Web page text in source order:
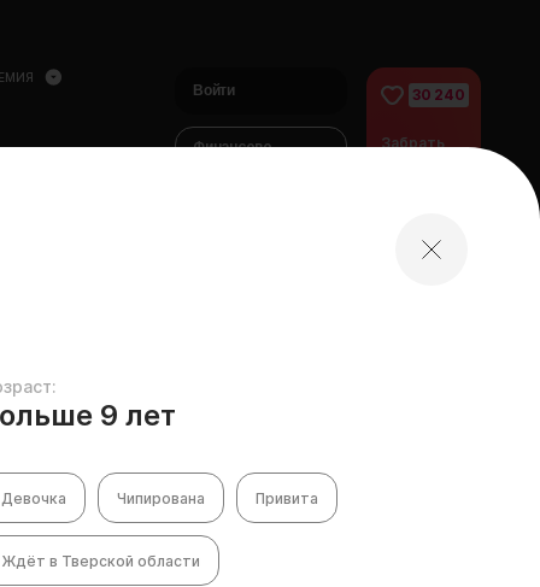
Войти
Финансово
30 240
Забрать
9 лет
Девочка Чипирована Привита
Ждёт в Тверской области